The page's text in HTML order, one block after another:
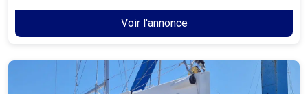
Voir l'annonce